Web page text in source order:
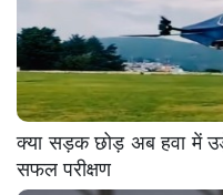
क्या सड़क छोड़ अब हवा में
सफल परीक्षण